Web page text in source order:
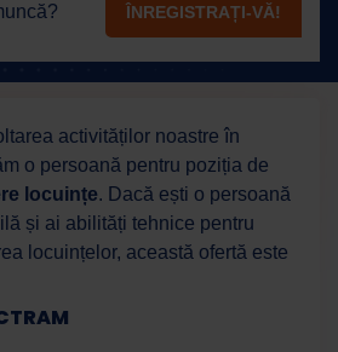
ÎNREGISTRAȚI-VĂ!
activităților noastre în
o persoană pentru poziția de
locuințe. Dacă ești o persoană
și ai abilități tehnice pentru
locuințelor, această ofertă este